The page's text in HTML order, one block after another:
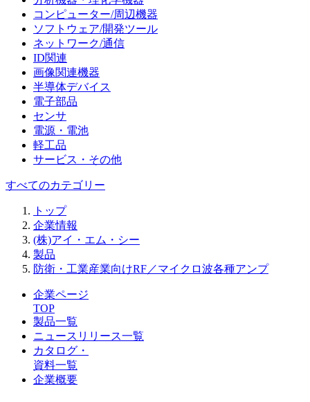
コンピューター/周辺機器
ソフトウェア/開発ツール
ネットワーク/通信
ID関連
画像関連機器
半導体デバイス
電子部品
センサ
電源・電池
軽工品
サービス・その他
すべてのカテゴリー
トップ
企業情報
(株)アイ・エム・シー
製品
防衛・工業産業向けRF／マイクロ波各種アンプ
企業ページ
TOP
製品一覧
ニュースリリース一覧
カタログ・
資料一覧
企業概要